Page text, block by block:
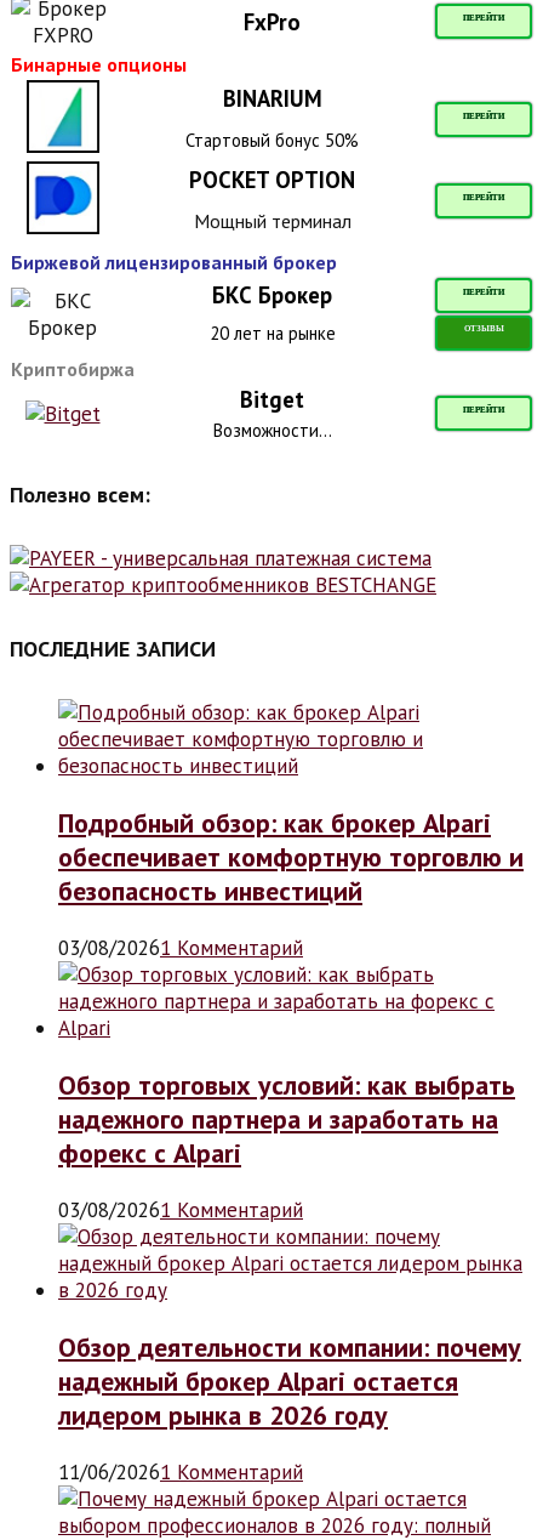
FxPro ПЕРЕЙТИ
Бинарные опционы
BINARIUM
ПЕРЕЙТИ
Стартовый бонус 50%
POCKET OPTION
ПЕРЕЙТИ
Мощный терминал
Биржевой лицензированный брокер
БКС Брокер ПЕРЕЙТИ
20 лет на рынке ОТЗЫВЫ
Криптобиржа
Bitget ПЕРЕЙТИ
Возможности...
Полезно всем:
ПОСЛЕДНИЕ ЗАПИСИ
Подробный обзор: как брокер Alpari
обеспечивает комфортную торговлю и
безопасность инвестиций
03/08/20261 Комментарий
Обзор торговых условий: как выбрать
надежного партнера и заработать на
форекс с Alpari
03/08/20261 Комментарий
Обзор деятельности компании: почему
надежный брокер Alpari остается
лидером рынка в 2026 году
11/06/20261 Комментарий